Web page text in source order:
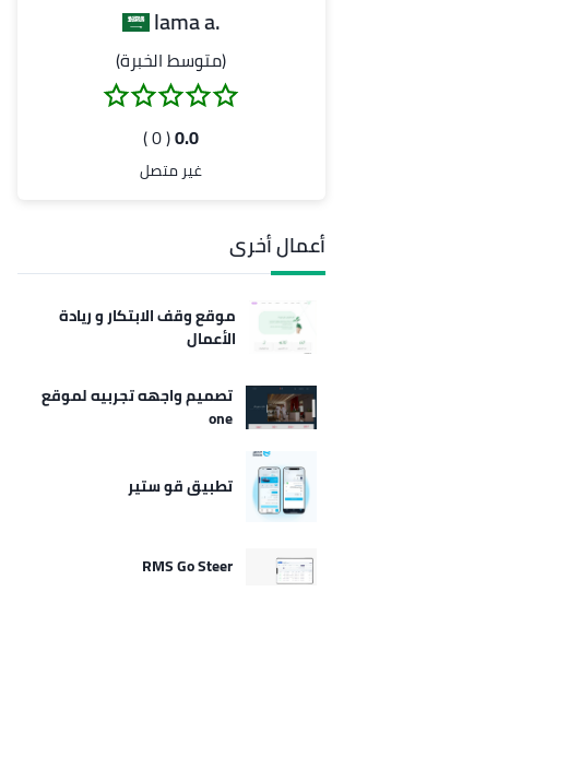
.lama a
(متوسط الخبرة)
0.0
( 0 )
غير متصل
أعمال أخرى
موقع وقف الابتكار و ريادة
الأعمال
تصميم واجهه تجربيه لموقع
one
تطبيق قو ستير
RMS Go Steer